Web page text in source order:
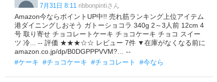
7月31日 8:11 ribbonpintiさん
Amazon今ならポイントUP中!! 売れ筋ランキング上位アイテム
港ダイニングしおそう ガトーショコラ 340g 2～3人前 12cm 4
号 取り寄せ チョコレートケーキ チョコケーキ チョコ スイー
ツ 冷... -- 評価 ★★★☆☆ レビュー 7件 ▼在庫がなくなる前に
amazon.co.jp/dp/B0DGPPPVVM?… --
#ケーキ #チョコケーキ #チョコレート #今なら